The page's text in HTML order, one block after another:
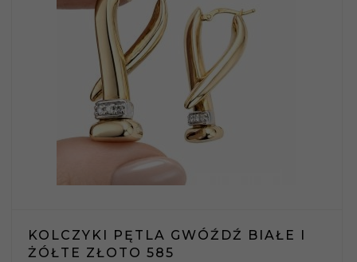
KOLCZYKI PĘTLA GWÓŹDŹ BIAŁE I
ŻÓŁTE ZŁOTO 585